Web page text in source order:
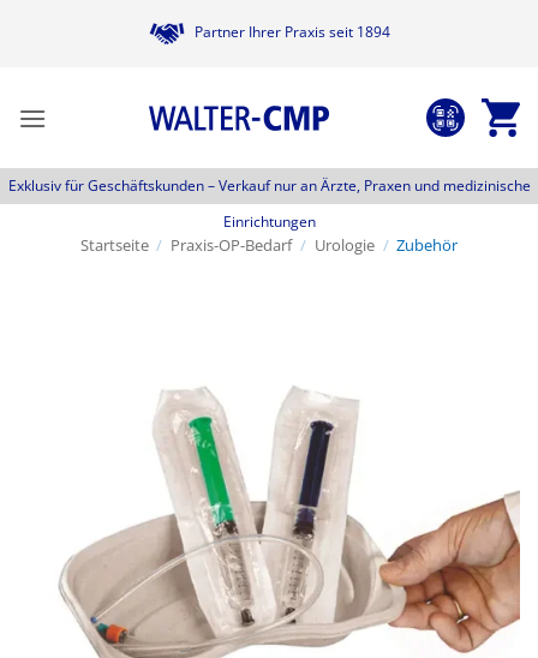
Partner Ihrer Praxis seit 1894
Exklusiv für Geschäftskunden –Verkauf nur an Ärzte, Praxen und medizinische
Einrichtungen
Startseite / Praxis-OP-Bedarf / Urologie / Zubehör